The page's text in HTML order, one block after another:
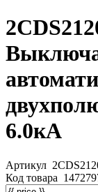
6.0кА
Артикул
Код товара